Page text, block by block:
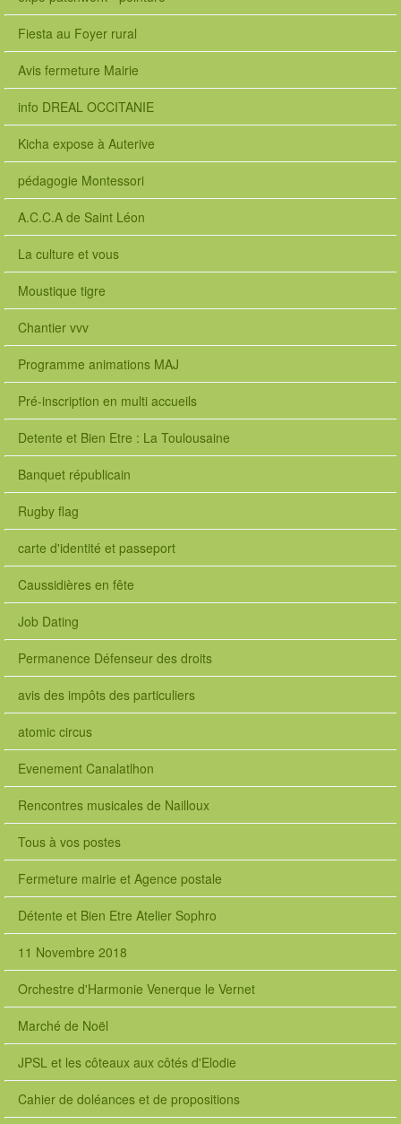
Fiesta au Foyer rural
Avis fermeture Mairie
info DREAL OCCITANIE
Kicha expose à Auterive
pédagogie Montessori
A.C.C.A de Saint Léon
La culture et vous
Moustique tigre
Chantier vvv
Programme animations MAJ
Pré-inscription en multi accueils
Detente et Bien Etre : La Toulousaine
Banquet républicain
Rugby flag
carte d'identité et passeport
Caussidières en fête
Job Dating
Permanence Défenseur des droits
avis des impôts des particuliers
atomic circus
Evenement Canalatlhon
Rencontres musicales de Nailloux
Tous à vos postes
Fermeture mairie et Agence postale
Détente et Bien Etre Atelier Sophro
11 Novembre 2018
Orchestre d'Harmonie Venerque le Vernet
Marché de Noël
JPSL et les côteaux aux côtés d'Elodie
Cahier de doléances et de propositions